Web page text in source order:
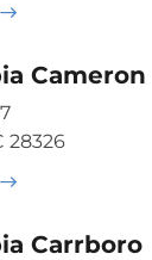
Cameron
28326
Carrboro